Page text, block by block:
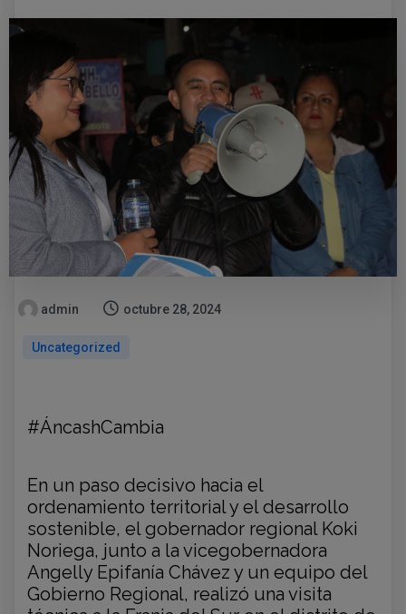
admin octubre 28, 2024
Uncategorized
#ÁncashCambia
En un paso decisivo hacia el
ordenamiento territorial y el desarrollo
sostenible, el gobernador regional Koki
Noriega, junto a la vicegobernadora
Angelly Epifanía Chávez y un equipo del
Gobierno Regional, realizó una visita